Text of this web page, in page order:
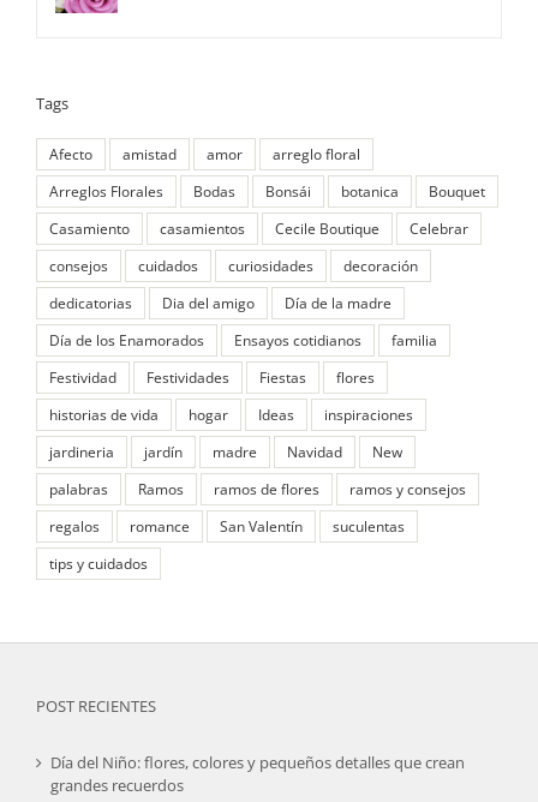
Tags
Afecto amistad amor
arreglo floral
Arreglos Florales
Bodas Bonsái botanica
Bouquet
Casamiento
casamientos Cecile Boutique
Celebrar
consejos
cuidados curiosidades
decoración
dedicatorias
Dia del amigo
Día de la madre
Día de los Enamorados
Ensayos cotidianos
familia
Festividad
Festividades Fiestas
flores
historias de vida
hogar Ideas
inspiraciones
jardineria
jardín madre Navidad
New
palabras
Ramos ramos de flores
ramos y consejos
regalos
romance San Valentín
suculentas
tips y cuidados
POST RECIENTES
Día del Niño: flores, colores y pequeños detalles que crean
grandes recuerdos